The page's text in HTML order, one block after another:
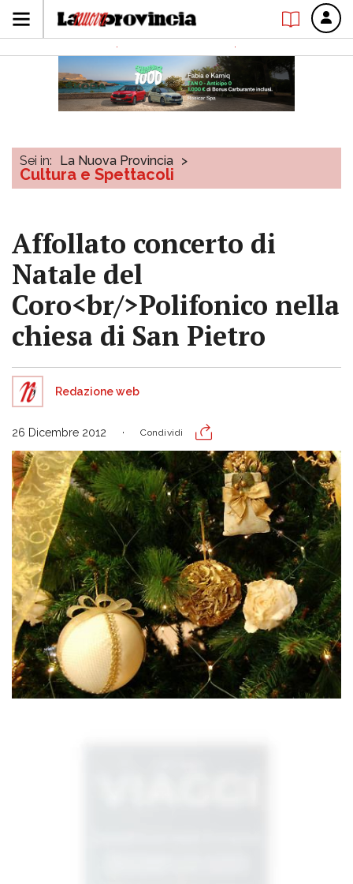
Sei in: La Nuova Provincia >
Cultura e Spettacoli
Affollato concerto di
Natale del
Coro<br/>Polifonico nella
chiesa di San Pietro
Redazione web
26 Dicembre 2012 Condividi